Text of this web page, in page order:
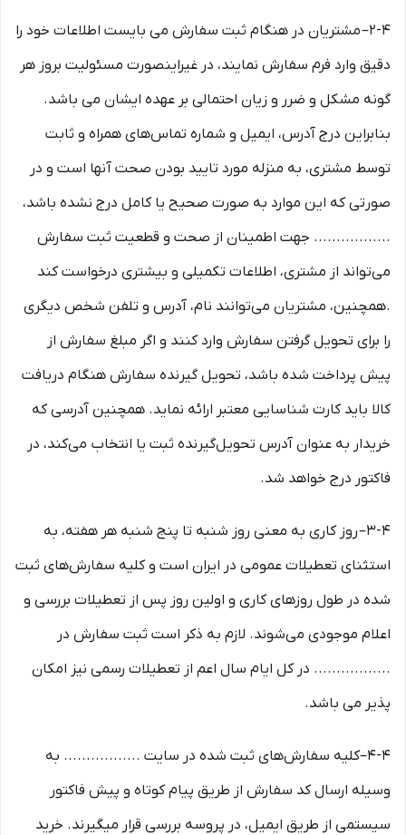
2-۴– مشتریان در هنگام ثبت سفارش می بایست اطلاعات خود را
دقیق وارد فرم سفارش نمایند، در غیراینصورت مسئولیت بروز هر
گونه مشکل و ضرر و زیان احتمالی بر عهده ایشان می باشد.
بنابراین درج آدرس، ایمیل و شماره تماس‌های همراه و ثابت
توسط مشتری، به منزله مورد تایید بودن صحت آنها است و در
صورتی که این موارد به صورت صحیح یا کامل درج نشده باشد،
................. جهت اطمینان از صحت و قطعیت ثبت سفارش
می‌تواند از مشتری، اطلاعات تکمیلی و بیشتری درخواست کند
.همچنین، مشتریان می‌توانند نام، آدرس و تلفن شخص دیگری
را برای تحویل گرفتن سفارش وارد کنند و اگر مبلغ سفارش از
پیش پرداخت شده باشد، تحویل گیرنده سفارش هنگام دریافت
کالا باید کارت شناسایی معتبر ارائه نماید. همچنین آدرسی که
خریدار به عنوان آدرس تحویل‌گیرنده ثبت یا انتخاب می‌کند، در
فاکتور درج خواهد شد.
3-۴– روز کاری به معنی روز شنبه تا پنج شنبه هر هفته، به
استثنای تعطیلات عمومی در ایران است و کلیه سفارش‏‌های ثبت
شده در طول روزهای کاری و اولین روز پس از تعطیلات بررسی و
اعلام موجودی می‌‏شوند. لازم به ذکر است ثبت سفارش در
................. در کل ایام سال اعم از تعطیلات رسمی نیز امکان
پذیر می باشد.
4-۴–کلیه سفارش‌‏های ثبت شده در سایت ................. به
وسیله ارسال کد سفارش از طریق پیام کوتاه و پیش فاکتور
سیستمی از طریق ایمیل، در پروسه بررسی قرار میگیرند. خرید